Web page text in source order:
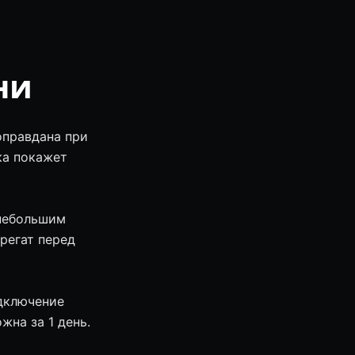
при
покажет
перед
за 1 день.